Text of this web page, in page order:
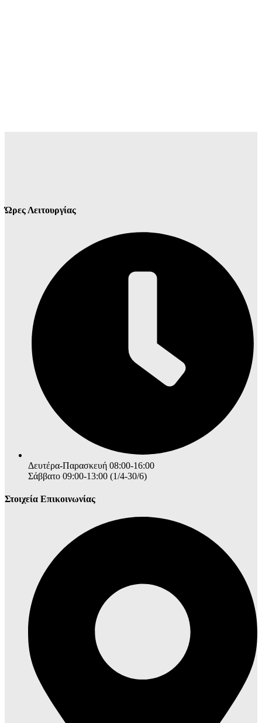
Ώρες Λειτουργίας
Δευτέρα-Παρασκευή 08:00-16:00
Σάββατο 09:00-13:00 (1/4-30/6)
Στοιχεία Επικοινωνίας